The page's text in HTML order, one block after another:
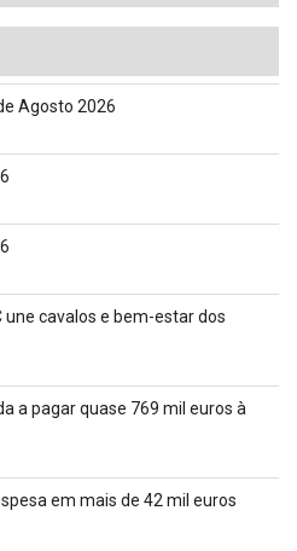
Agosto 2026
une cavalos e bem-estar dos
a pagar quase 769 mil euros à
em mais de 42 mil euros